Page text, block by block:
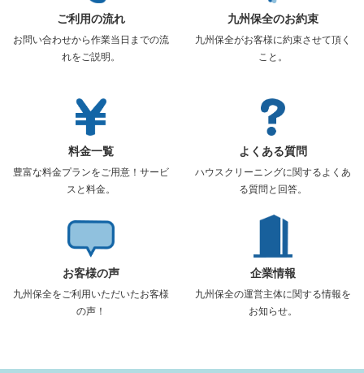
ご利用の流れ
お問い合わせから作業当日までの流
れをご説明。
九州保全のお約束
九州保全がお客様に約束させて頂く
こと。
料金一覧
豊富な料金プランをご用意！サービ
スと料金。
よくある質問
ハウスクリーニングに関するよくあ
る質問と回答。
お客様の声
九州保全をご利用いただいたお客様
の声！
企業情報
九州保全の運営主体に関する情報を
お知らせ。